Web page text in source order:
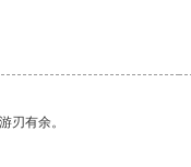
刃有余。